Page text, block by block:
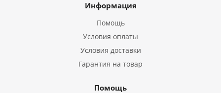
Информация
Помощь
Условия оплаты
Условия доставки
Гарантия на товар
Помощь